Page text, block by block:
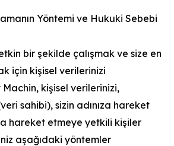
Yöntemi ve Hukuki Sebebi
bir şekilde çalışmak ve size en
için kişisel verilerinizi
kişisel verilerinizi,
sahibi), sizin adınıza hareket
hareket etmeye yetkili kişiler
aşağıdaki yöntemler